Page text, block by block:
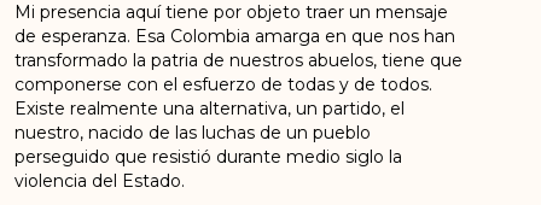
Mi presencia aquí tiene por objeto traer un mensaje
de esperanza. Esa Colombia amarga en que nos han
transformado la patria de nuestros abuelos, tiene que
componerse con el esfuerzo de todas y de todos.
Existe realmente una alternativa, un partido, el
nuestro, nacido de las luchas de un pueblo
perseguido que resistió durante medio siglo la
violencia del Estado.